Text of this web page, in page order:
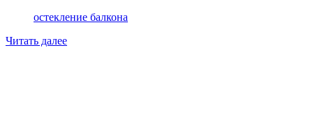
остекление балкона
Читать далее